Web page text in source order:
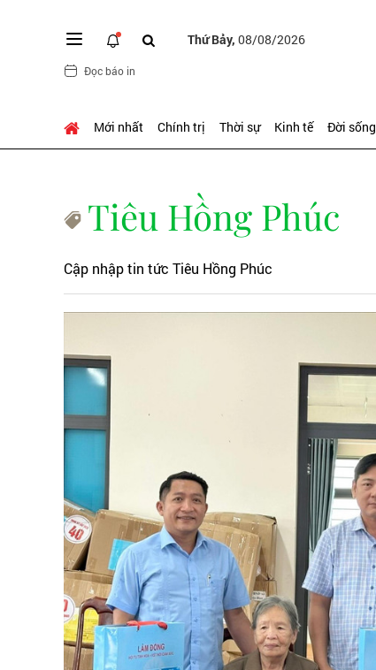
Thứ Bảy, 08/08/2026
Đọc báo in
Mới nhất Chính trị Thời sự Kinh tế Đời sống
Tiêu Hồng Phúc
Cập nhập tin tức Tiêu Hồng Phúc